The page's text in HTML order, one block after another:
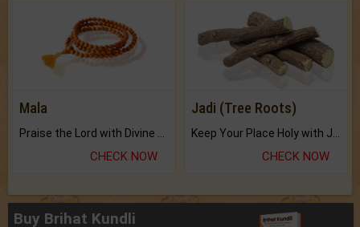
Mala
Praise the Lord with Divine Energies of Mala.
CHECK NOW
Jadi (Tree Roots)
Keep Your Place Holy with Jadi.
CHECK NOW
Buy Brihat Kundli